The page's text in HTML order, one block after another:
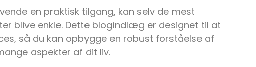
en praktisk tilgang, kan selv de mest
blive enkle. Dette blogindlæg er designet til at
så du kan opbygge en robust forståelse af
aspekter af dit liv.